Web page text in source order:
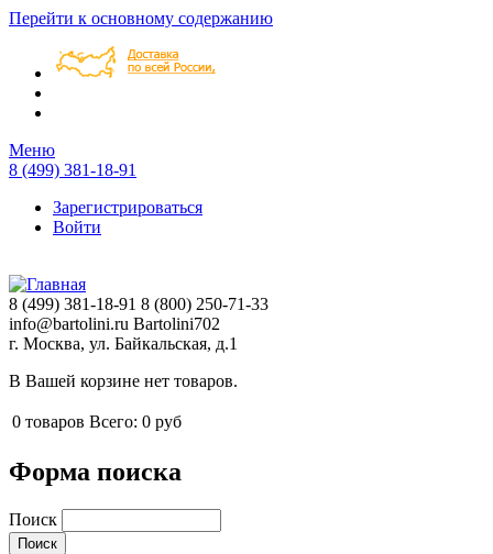
Перейти к основному содержанию
Меню
8 (499) 381-18-91
Зарегистрироваться
Войти
8 (499) 381-18-91 8 (800) 250-71-33
info@bartolini.ru Bartolini702
г. Москва, ул. Байкальская, д.1
В Вашей корзине нет товаров.
0 товаров Всего: 0 руб
Форма поиска
Поиск